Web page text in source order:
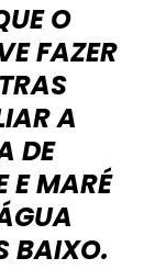
O
FAZER
A
DE
E MARÉ
BAIXO.